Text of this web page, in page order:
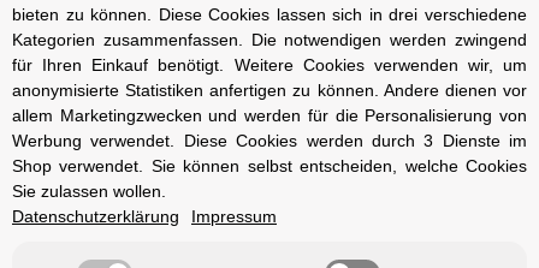
Impressum
Kontakt und Öffnungszeiten
Versand und Zahlungsarten
Widerrufsbelehrung
Radcompany
bieten zu können. Diese Cookies lassen sich in drei verschiedene
Kategorien zusammenfassen. Die notwendigen werden zwingend
für Ihren Einkauf benötigt. Weitere Cookies verwenden wir, um
anonymisierte Statistiken anfertigen zu können. Andere dienen vor
allem Marketingzwecken und werden für die Personalisierung von
Werbung verwendet. Diese Cookies werden durch 3 Dienste im
Shop verwendet. Sie können selbst entscheiden, welche Cookies
Sie zulassen wollen.
Datenschutzerklärung
Impressum